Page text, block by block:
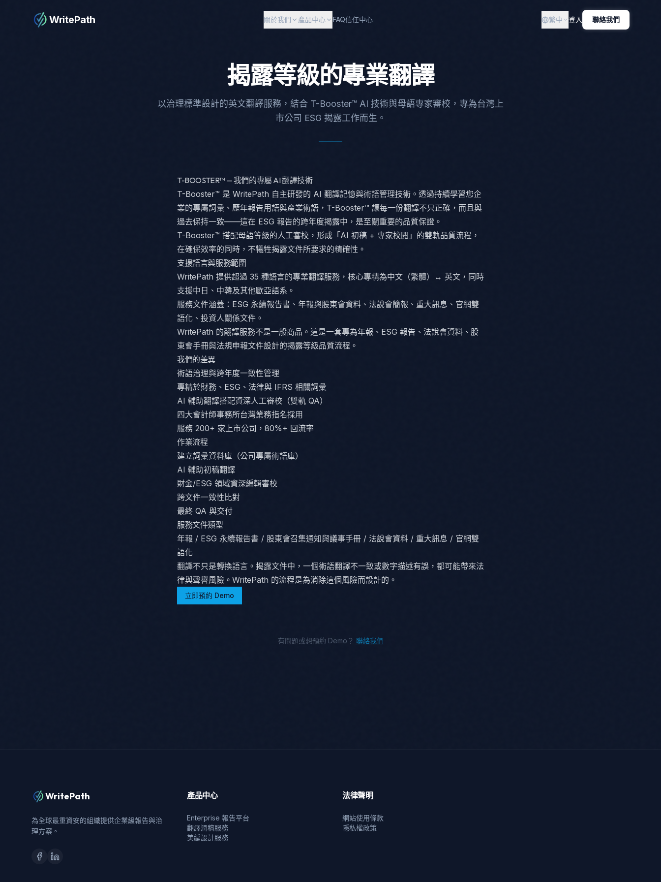
WritePath 關於我們 產品中心 FAQ信任中心 繁中 登入 聯絡我們
揭露等級的專業翻譯
以治理標準設計的英文翻譯服務，結合 T-Booster™ AI 技術與母語專家審校，專為台灣上
市公司 ESG 揭露工作而生。
T-BOOSTER™ — 我們的專屬 AI 翻譯技術
T-Booster™ 是 WritePath 自主研發的 AI 翻譯記憶與術語管理技術。透過持續學習您企
業的專屬詞彙、歷年報告用語與產業術語，T-Booster™ 讓每一份翻譯不只正確，而且與
過去保持一致——這在 ESG 報告的跨年度揭露中，是至關重要的品質保證。
T-Booster™ 搭配母語等級的人工審校，形成「AI 初稿 + 專家校閱」的雙軌品質流程，
在確保效率的同時，不犧牲揭露文件所要求的精確性。
支援語言與服務範圍
WritePath 提供超過 35 種語言的專業翻譯服務，核心專精為中文（繁體）↔ 英文，同時
支援中日、中韓及其他歐亞語系。
服務文件涵蓋：ESG 永續報告書、年報與股東會資料、法說會簡報、重大訊息、官網雙
語化、投資人關係文件。
WritePath 的翻譯服務不是一般商品。這是一套專為年報、ESG 報告、法說會資料、股
東會手冊與法規申報文件設計的揭露等級品質流程。
我們的差異
術語治理與跨年度一致性管理
專精於財務、ESG、法律與 IFRS 相關詞彙
AI 輔助翻譯搭配資深人工審校（雙軌 QA）
四大會計師事務所台灣業務指名採用
服務 200+ 家上市公司，80%+ 回流率
作業流程
建立詞彙資料庫（公司專屬術語庫）
AI 輔助初稿翻譯
財金/ESG 領域資深編輯審校
跨文件一致性比對
最終 QA 與交付
服務文件類型
年報 / ESG 永續報告書 / 股東會召集通知與議事手冊 / 法說會資料 / 重大訊息 / 官網雙
語化
翻譯不只是轉換語言。揭露文件中，一個術語翻譯不一致或數字描述有誤，都可能帶來法
律與聲譽風險。WritePath 的流程是為消除這個風險而設計的。
立即預約 Demo
有問題或想預約 Demo？ 聯絡我們
WritePath
為全球最重資安的組織提供企業級報告與治
理方案。
產品中心
Enterprise 報告平台
翻譯潤稿服務
美編設計服務
法律聲明
網站使用條款
隱私權政策